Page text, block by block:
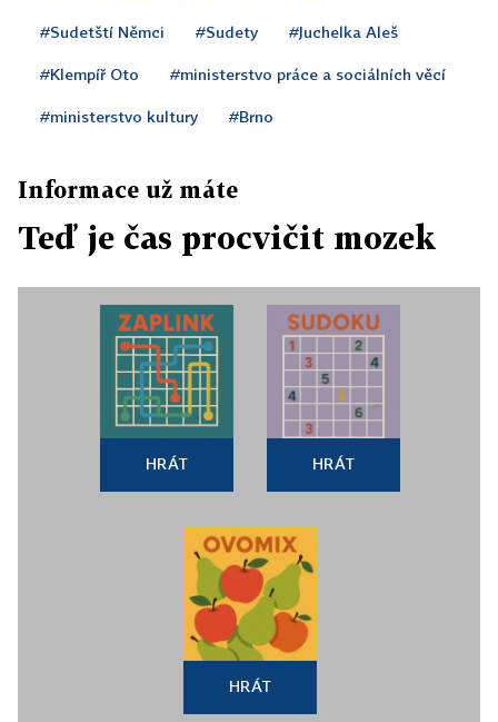
#Sudetští Němci #Sudety #Juchelka Aleš
#Klempíř Oto #ministerstvo práce a sociálních věcí
#ministerstvo kultury #Brno
Informace už máte
Teď je čas procvičit mozek
HRÁT HRÁT
HRÁT